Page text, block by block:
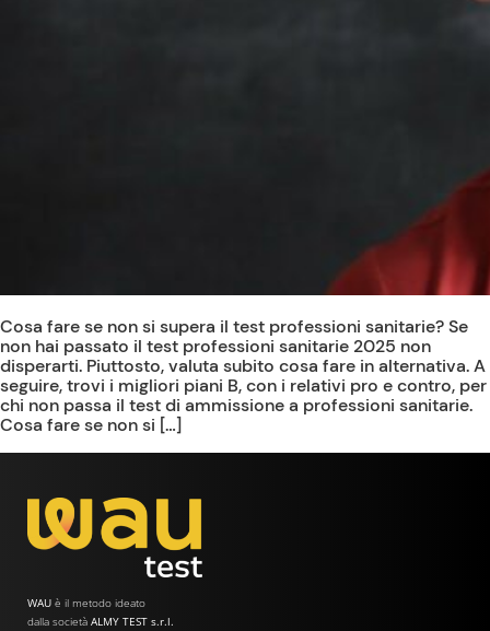
Cosa fare se non si supera il test professioni sanitarie? Se
non hai passato il test professioni sanitarie 2025 non
disperarti. Piuttosto, valuta subito cosa fare in alternativa. A
seguire, trovi i migliori piani B, con i relativi pro e contro, per
chi non passa il test di ammissione a professioni sanitarie.
Cosa fare se non si […]
WAU è il metodo ideato
dalla società ALMY TEST s.r.l.